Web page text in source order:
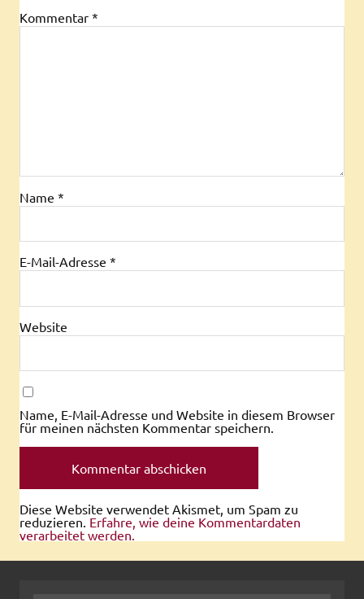
Kommentar *
Name *
E-Mail-Adresse *
Website
Name, E-Mail-Adresse und Website in diesem Browser
für meinen nächsten Kommentar speichern.
Diese Website verwendet Akismet, um Spam zu
reduzieren. Erfahre, wie deine Kommentardaten
verarbeitet werden.